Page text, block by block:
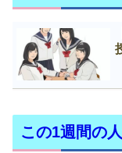
この1週間の